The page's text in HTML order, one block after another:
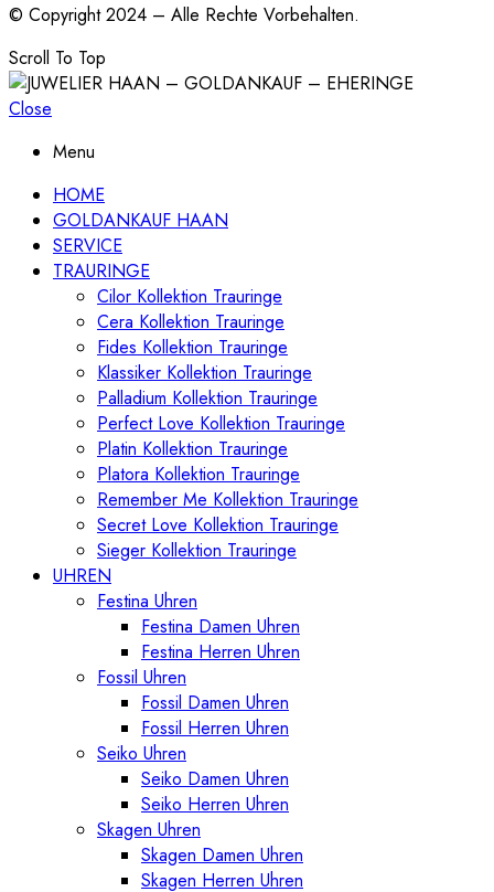
© Copyright 2024 – Alle Rechte Vorbehalten.
Scroll To Top
Close
Menu
HOME
GOLDANKAUF HAAN
SERVICE
TRAURINGE
Cilor Kollektion Trauringe
Cera Kollektion Trauringe
Fides Kollektion Trauringe
Klassiker Kollektion Trauringe
Palladium Kollektion Trauringe
Perfect Love Kollektion Trauringe
Platin Kollektion Trauringe
Platora Kollektion Trauringe
Remember Me Kollektion Trauringe
Secret Love Kollektion Trauringe
Sieger Kollektion Trauringe
UHREN
Festina Uhren
Festina Damen Uhren
Festina Herren Uhren
Fossil Uhren
Fossil Damen Uhren
Fossil Herren Uhren
Seiko Uhren
Seiko Damen Uhren
Seiko Herren Uhren
Skagen Uhren
Skagen Damen Uhren
Skagen Herren Uhren